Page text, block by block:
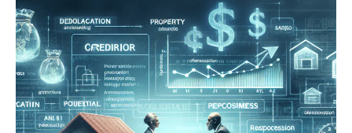
Negociar
com
Credores:
Estratégias
Eficazes